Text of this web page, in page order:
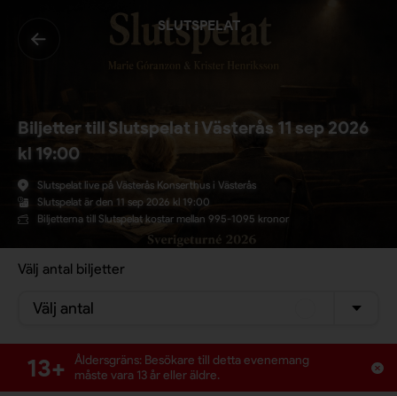
SLUTSPELAT
Biljetter till Slutspelat i Västerås 11 sep 2026
kl 19:00
Slutspelat live på Västerås Konserthus i Västerås
Slutspelat är den 11 sep 2026 kl 19:00
Biljetterna till Slutspelat kostar mellan 995-1095 kronor
Välj antal biljetter
Välj antal
13+
Åldersgräns: Besökare till detta evenemang
måste vara 13 år eller äldre.